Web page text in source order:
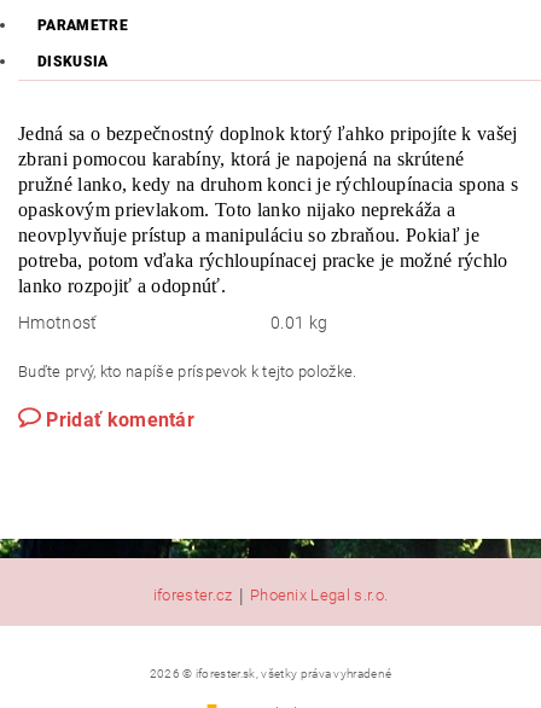
PARAMETRE
DISKUSIA
Jedná sa o bezpečnostný doplnok ktorý ľahko pripojíte k vašej
zbrani pomocou karabíny, ktorá je napojená na skrútené
pružné lanko, kedy na druhom konci je rýchloupínacia spona s
opaskovým prievlakom. Toto lanko nijako neprekáža a
neovplyvňuje prístup a manipuláciu so zbraňou. Pokiaľ je
potreba, potom vďaka rýchloupínacej pracke je možné rýchlo
lanko rozpojiť a odopnúť.
Hmotnosť 0.01 kg
Buďte prvý, kto napíše príspevok k tejto položke.
Pridať komentár
iforester.cz Phoenix Legal s.r.o.
2026 © iforester.sk, všetky práva vyhradené